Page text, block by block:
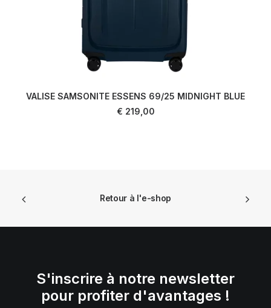
VALISE SAMSONITE ESSENS 69/25 MIDNIGHT BLUE
€ 219,00
Retour à l'e-shop
S'inscrire à notre newsletter
pour profiter d'avantages !